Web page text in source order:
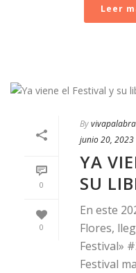
Leer
0
0
Byvivapalabra
junio 20, 2023
YA
SU
En este
Flores,
Festival»
Festival